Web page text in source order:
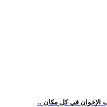
الإخوان في كل مكان